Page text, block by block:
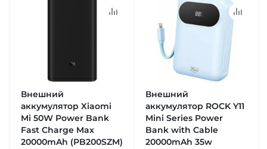
Внешний
аккумулятор Xiaomi
Mi 50W Power Bank
Fast Charge Max
20000mAh (PB200SZM)
Внешний
аккумулятор ROCK Y11
Mini Series Power
Bank with Cable
20000mAh 35w